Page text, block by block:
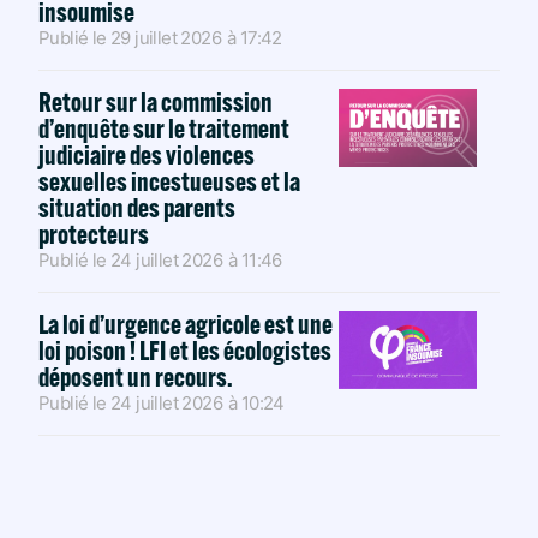
insoumise
Publié le 29 juillet 2026 à 17:42
Retour sur la commission
d’enquête sur le traitement
judiciaire des violences
sexuelles incestueuses et la
situation des parents
protecteurs
Publié le 24 juillet 2026 à 11:46
La loi d’urgence agricole est une
loi poison ! LFI et les écologistes
déposent un recours.
Publié le 24 juillet 2026 à 10:24